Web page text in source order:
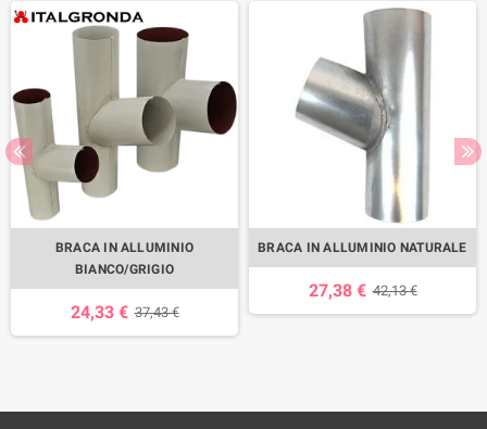
BRACA IN ALLUMINIO
BIANCO/GRIGIO
24,33 € 37,43 €
BRACA IN ALLUMINIO NATURALE
27,38 € 42,13 €